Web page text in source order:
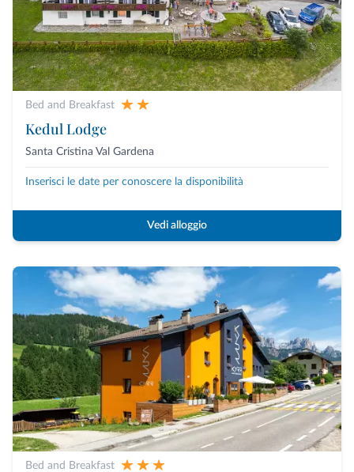
Bed and Breakfast
Kedul Lodge
Santa Cristina Val Gardena
Inserisci le date per conoscere la disponibilità
Vedi alloggio
Bed and Breakfast